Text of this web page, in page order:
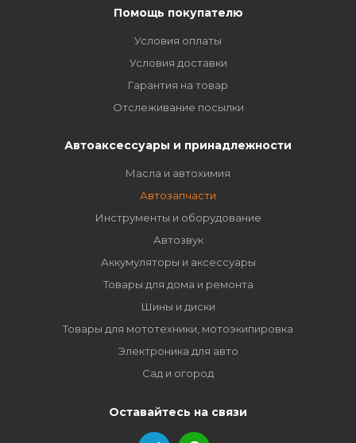
Помощь покупателю
Условия оплаты
Условия доставки
Гарантия на товар
Отслеживание посылки
Автоаксессуары и принадлежности
Масла и автохимия
Автозапчасти
Инструменты и оборудование
Автозвук
Аккумуляторы и аксессуары
Товары для дома и ремонта
Шины и диски
Товары для мототехники, мотоэкипировка
Электроника для авто
Сад и огород
Оставайтесь на связи